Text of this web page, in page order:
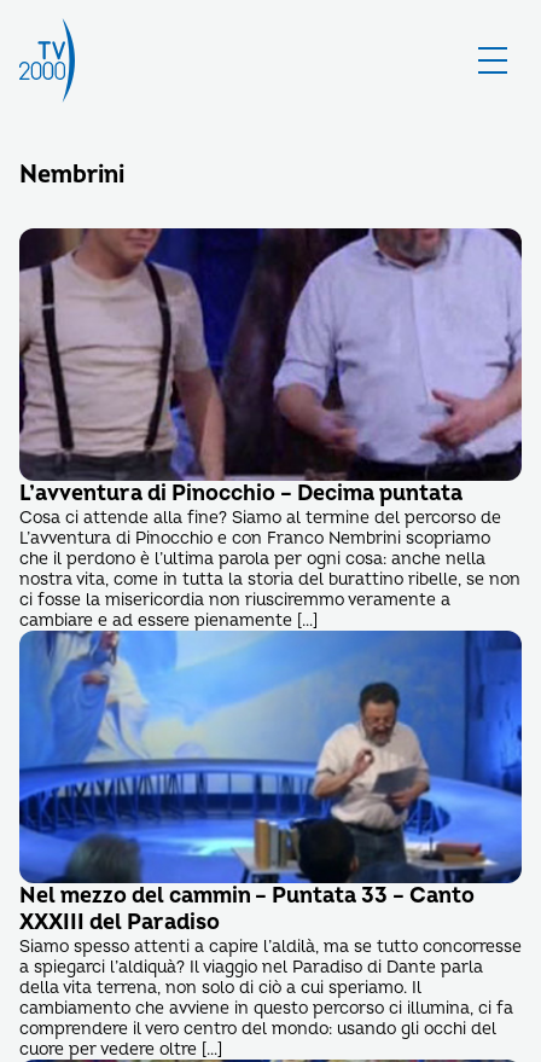
Nembrini
L’avventura di Pinocchio – Decima puntata
Cosa ci attende alla fine? Siamo al termine del percorso de
L’avventura di Pinocchio e con Franco Nembrini scopriamo
che il perdono è l’ultima parola per ogni cosa: anche nella
nostra vita, come in tutta la storia del burattino ribelle, se non
ci fosse la misericordia non riusciremmo veramente a
cambiare e ad essere pienamente […]
Nel mezzo del cammin – Puntata 33 – Canto
XXXIII del Paradiso
Siamo spesso attenti a capire l’aldilà, ma se tutto concorresse
a spiegarci l’aldiquà? Il viaggio nel Paradiso di Dante parla
della vita terrena, non solo di ciò a cui speriamo. Il
cambiamento che avviene in questo percorso ci illumina, ci fa
comprendere il vero centro del mondo: usando gli occhi del
cuore per vedere oltre […]